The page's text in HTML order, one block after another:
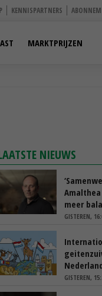
KENNISPARTNERS
MARKTPRIJZEN
NIEUWS
meer
GISTEREN,
GISTEREN,